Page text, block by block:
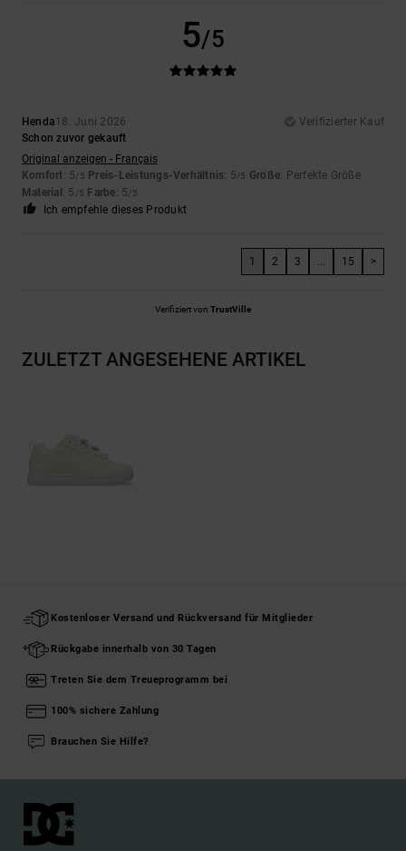
5/5
Henda18. Juni 2026
Verifizierter Kauf
Schon zuvor gekauft
Original anzeigen - Français
Komfort: 5/5 Preis-Leistungs-Verhältnis: 5/5 Größe: Perfekte Größe
Material: 5 /5 Farbe: 5/5
Ich empfehle dieses Produkt
1 2 3 15 >
Verifiziert von TrustVille
ZULETZT ANGESEHENE ARTIKEL
Kostenloser Versand und Rückversand für Mitglieder
Rückgabe innerhalb von 30 Tagen
Treten Sie dem Treueprogramm bei
100% sichere Zahlung
Brauchen Sie Hilfe?